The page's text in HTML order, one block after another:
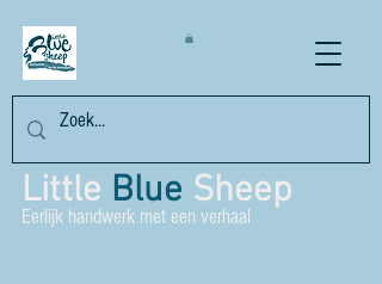
Little Blue Sheep
Eerlijk handwerk met een verhaal